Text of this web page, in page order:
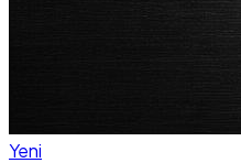
Yeni